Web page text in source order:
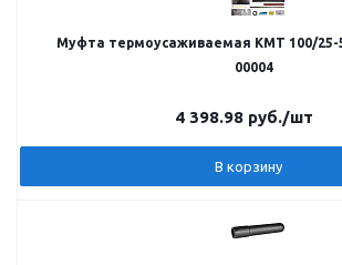
Муфта термоусаживаемая КМТ 100/25-
00004
4 398.98 руб./шт
В корзину